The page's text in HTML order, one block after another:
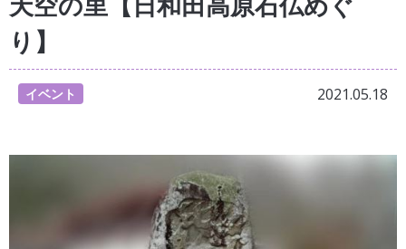
り】
イベント 2021.05.18